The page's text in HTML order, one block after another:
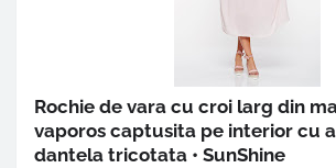
Rochie de vara cu croi larg din
vaporos captusita pe interior cu
dantela tricotata • SunShine